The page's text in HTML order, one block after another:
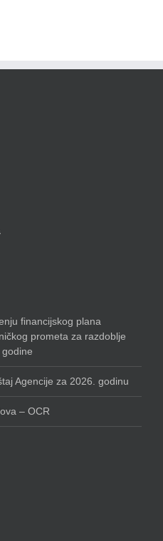
financijskog plana
prometa za razdoblje
Agencije za 2026. godinu
– OCR